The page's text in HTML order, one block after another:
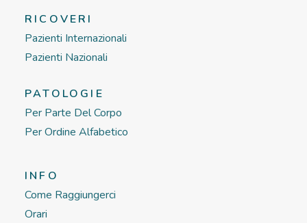
RICOVERI
Pazienti Internazionali
Pazienti Nazionali
PATOLOGIE
Per Parte Del Corpo
Per Ordine Alfabetico
INFO
Come Raggiungerci
Orari